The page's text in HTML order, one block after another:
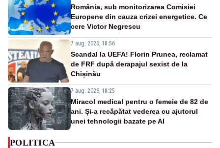
România, sub monitorizarea Comisiei
Europene din cauza crizei energetice. Ce
cere Victor Negrescu
7 aug. 2026, 18:56
Scandal la UEFA! Florin Prunea, reclamat
de FRF după derapajul sexist de la
Chișinău
7 aug. 2026, 18:25
Miracol medical pentru o femeie de 82 de
ani. Și-a recăpătat vederea cu ajutorul
unei tehnologii bazate pe AI
POLITICA